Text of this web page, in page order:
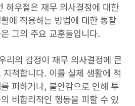
하우절은 재무 의사결정에 대한
에 적용하는 방법에 대한 통찰
그의 주요 교훈들입니다.
리의 감정이 재무 의사결정에 큰
적합니다. 이를 실제 생활에 적
피하거나, 불안감으로 인해 투
비합리적인 행동을 피할 수 있